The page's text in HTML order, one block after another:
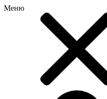
Меню